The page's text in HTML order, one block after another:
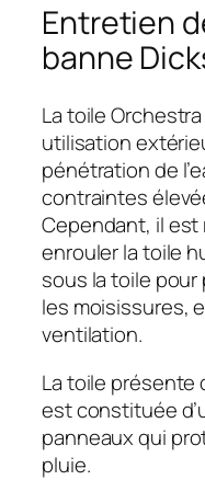
Entretien
banne
La toile
utilisation
pénétration de
contraintes
Cependant, il est
enrouler la toile
sous la toile
les moisissures,
ventilation.
La toile
est constituée
panneaux qui
pluie.